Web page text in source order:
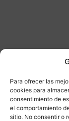
Para ofrecer las
cookies para
consentimiento de
el comportamiento
sitio. No consentir o
DISPONIBLE